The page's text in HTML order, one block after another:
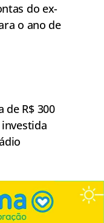
do ex-
o ano de
de R$ 300